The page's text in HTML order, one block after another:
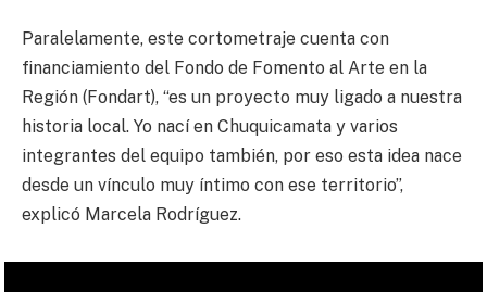
Paralelamente, este cortometraje cuenta con
financiamiento del Fondo de Fomento al Arte en la
Región (Fondart), “es un proyecto muy ligado a nuestra
historia local. Yo nací en Chuquicamata y varios
integrantes del equipo también, por eso esta idea nace
desde un vínculo muy íntimo con ese territorio”,
explicó Marcela Rodríguez.